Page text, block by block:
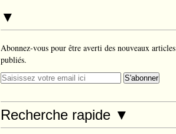
▼
Abonnez-vous pour être averti des nouveaux articles
publiés.
Recherche rapide ▼